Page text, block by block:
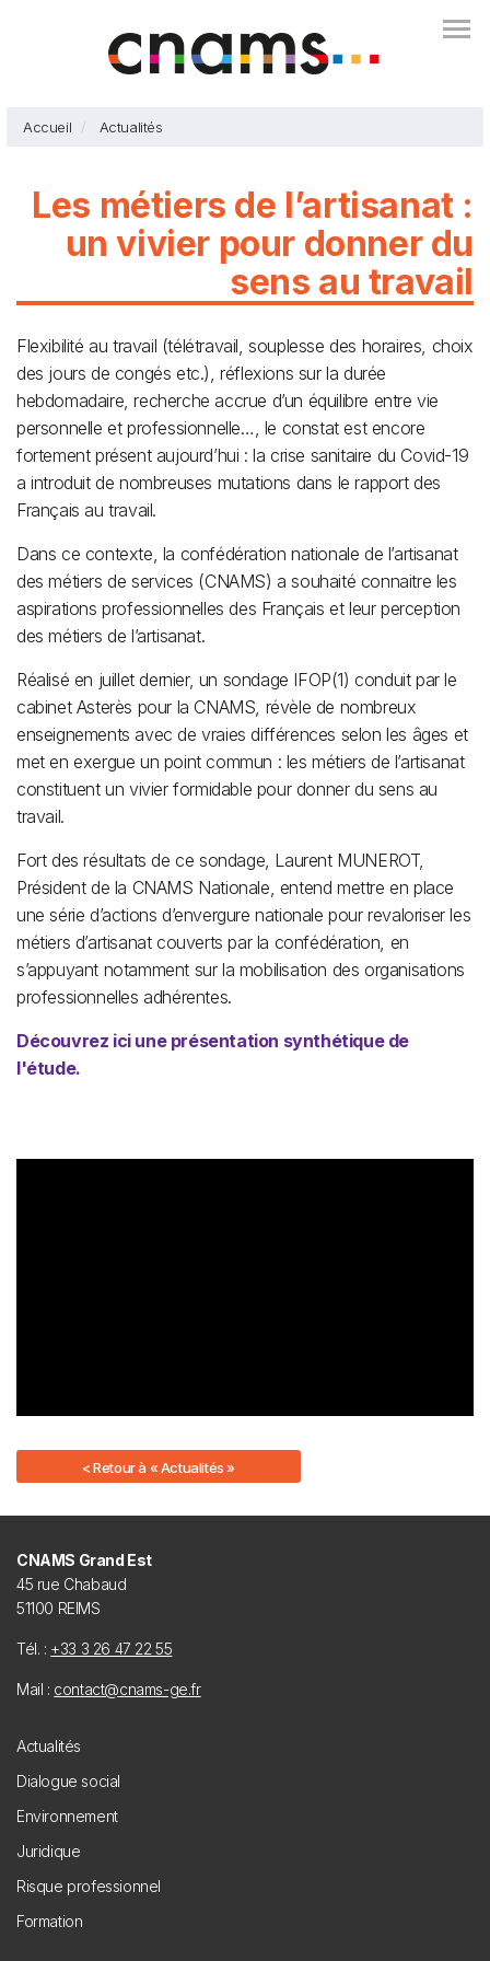
Accueil Actualités
Les métiers de l’artisanat :
un vivier pour donner du
sens au travail
Flexibilité au travail (télétravail, souplesse des horaires, choix
des jours de congés etc.), réflexions sur la durée
hebdomadaire, recherche accrue d’un équilibre entre vie
personnelle et professionnelle…, le constat est encore
fortement présent aujourd’hui : la crise sanitaire du Covid-19
a introduit de nombreuses mutations dans le rapport des
Français au travail.
Dans ce contexte, la confédération nationale de l’artisanat
des métiers de services (CNAMS) a souhaité connaitre les
aspirations professionnelles des Français et leur perception
des métiers de l’artisanat.
Réalisé en juillet dernier, un sondage IFOP(1) conduit par le
cabinet Asterès pour la CNAMS, révèle de nombreux
enseignements avec de vraies différences selon les âges et
met en exergue un point commun : les métiers de l’artisanat
constituent un vivier formidable pour donner du sens au
travail.
Fort des résultats de ce sondage, Laurent MUNEROT,
Président de la CNAMS Nationale, entend mettre en place
une série d’actions d’envergure nationale pour revaloriser les
métiers d’artisanat couverts par la confédération, en
s’appuyant notamment sur la mobilisation des organisations
professionnelles adhérentes.
Découvrez iciune présentation synthétique de
l'étude.
< Retour à « Actualités »
CNAMS Grand Est
45 rue Chabaud
51100 REIMS
Tél. : +33 3 26 47 22 55
Mail : contact@cnams-ge.fr
Footer
Actualités
Dialogue social
Environnement
Juridique
Risque professionnel
Formation